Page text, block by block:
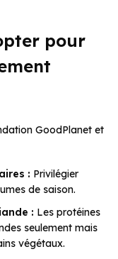
pour
GoodPlanet et
: Privilégier
de saison.
: Les protéines
seulement mais
végétaux.